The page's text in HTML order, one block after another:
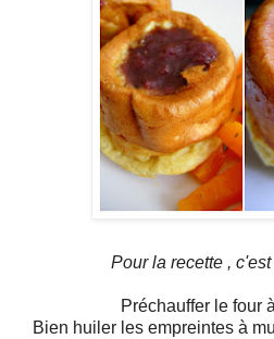
Pour la recette ,
Préchauffer le four
Bien huiler les empreintes à